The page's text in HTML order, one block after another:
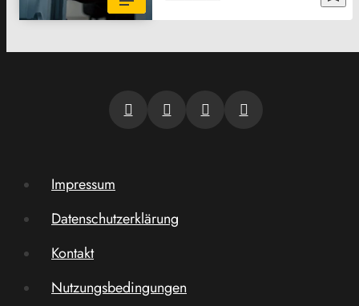
Impressum
Datenschutzerklärung
Kontakt
Nutzungsbedingungen